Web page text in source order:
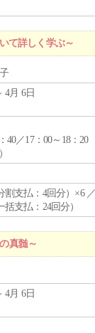
て詳しく学ぶ～
4月 6日
40／17：00～18：20
割支払：4回分）×6
括支払：24回分）
真髄～
4月 6日